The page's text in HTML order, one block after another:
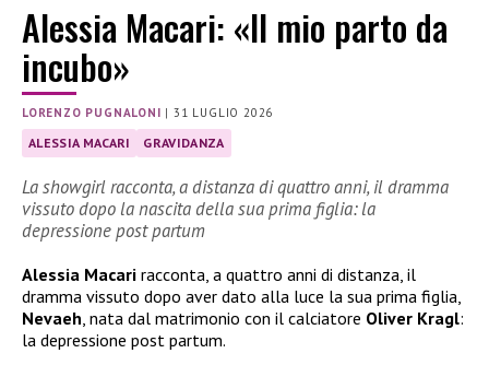
Alessia Macari: «Il mio parto da
incubo»
LORENZO PUGNALONI |31 LUGLIO 2026
ALESSIA MACARI GRAVIDANZA
La showgirl racconta, a distanza di quattro anni, il dramma
vissuto dopo la nascita della sua prima figlia: la
depressione post partum
Alessia Macari racconta, a quattro anni di distanza, il
dramma vissuto dopo aver dato alla luce la sua prima figlia,
Nevaeh , nata dal matrimonio con il calciatore Oliver Kragl:
la depressione post partum.